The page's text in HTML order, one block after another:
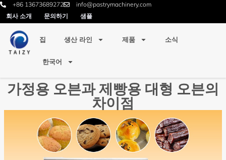
+86 13673689272
info@pastrymachinery.com
회사 소개
문의하기 샘플
집 생산 라인 제품 소식
한국어
가정용 오븐과 제빵용 대형 오븐의
차이점